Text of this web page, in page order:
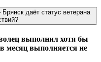
даёт статус ветерана
выполнил хотя бы
месяц выполняется не